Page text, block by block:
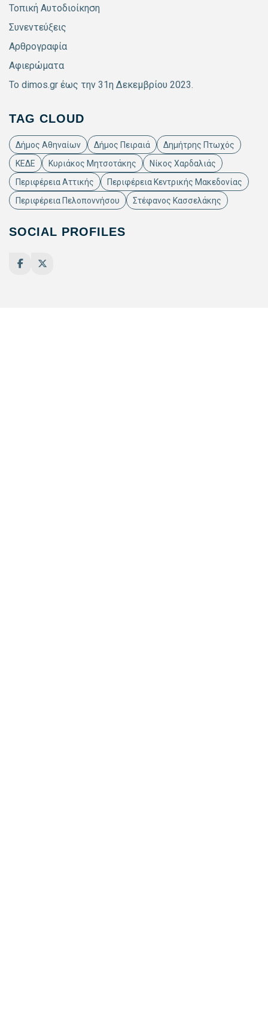
Τοπική Αυτοδιοίκηση
Συνεντεύξεις
Αρθρογραφία
Αφιερώματα
Το dimos.gr έως την 31η Δεκεμβρίου 2023.
TAG CLOUD
Δήμος Αθηναίων Δήμος Πειραιά
Δημήτρης Πτωχός
ΚΕΔΕ
Κυριάκος Μητσοτάκης
Νίκος Χαρδαλιάς
Περιφέρεια Αττικής
Περιφέρεια Κεντρικής Μακεδονίας
Περιφέρεια Πελοποννήσου
Στέφανος Κασσελάκης
SOCIAL PROFILES